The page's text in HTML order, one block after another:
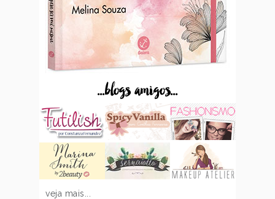
...blogs amigos...
veja mais...